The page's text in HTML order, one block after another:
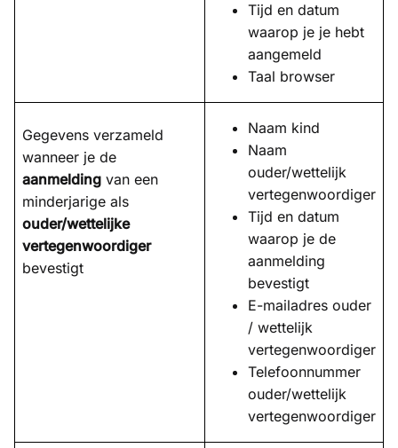
Tijd en datum
waarop je je hebt
aangemeld
Taal browser
Gegevens verzameld
wanneer je de
aanmelding van een
minderjarige als
ouder/wettelijke
vertegenwoordiger
bevestigt
Naam kind
Naam
ouder/wettelijk
vertegenwoordiger
Tijd en datum
waarop je de
aanmelding
bevestigt
E-mailadres ouder
/ wettelijk
vertegenwoordiger
Telefoonnummer
ouder/wettelijk
vertegenwoordiger